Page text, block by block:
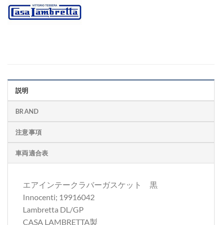
説明
BRAND
注意事項
車両適合表
エアインテークラバーガスケット 黒
Innocenti; 19916042
Lambretta DL/GP
CASA LAMBRETTA製